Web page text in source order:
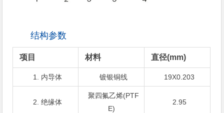
结构参数
项目 材料 直径(mm)
1. 内导体 镀银铜线 19X0.203
2. 绝缘体
聚四氟乙烯(PTF
E)
2.95